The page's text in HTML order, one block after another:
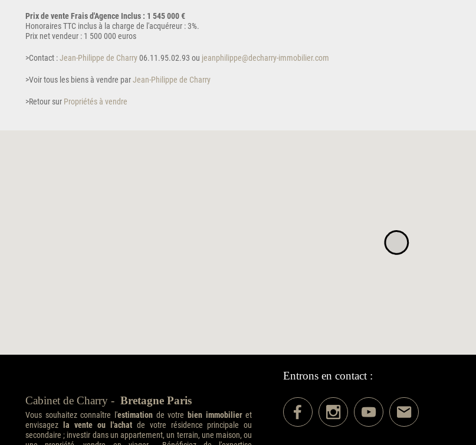
Prix de vente Frais d'Agence Inclus : 1 545 000 €
Honoraires TTC inclus à la charge de l'acquéreur : 3%.
Prix net vendeur : 1 500 000 euros
>Contact :Jean-Philippe de Charry06.11.95.02.93 ou jeanphilippe@decharry-immobilier.com
>Voir tous les biens à vendre parJean-Philippe de Charry
>Retour sur Propriétés à vendre
Cabinet de Charry - Bretagne Paris
Vous souhaitez connaître l'estimation de votre bien immobilieret
envisagez la vente ou l'achat de votre résidence principale ou
secondaire ; investir dans un appartement, un terrain, une maison, ou
Entrons en contact :